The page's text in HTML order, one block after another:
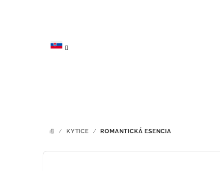
DOMOV
/ KYTICE / ROMANTICKÁ ESENCIA
B